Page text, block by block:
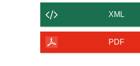
contenido
de
página
XML
PDF